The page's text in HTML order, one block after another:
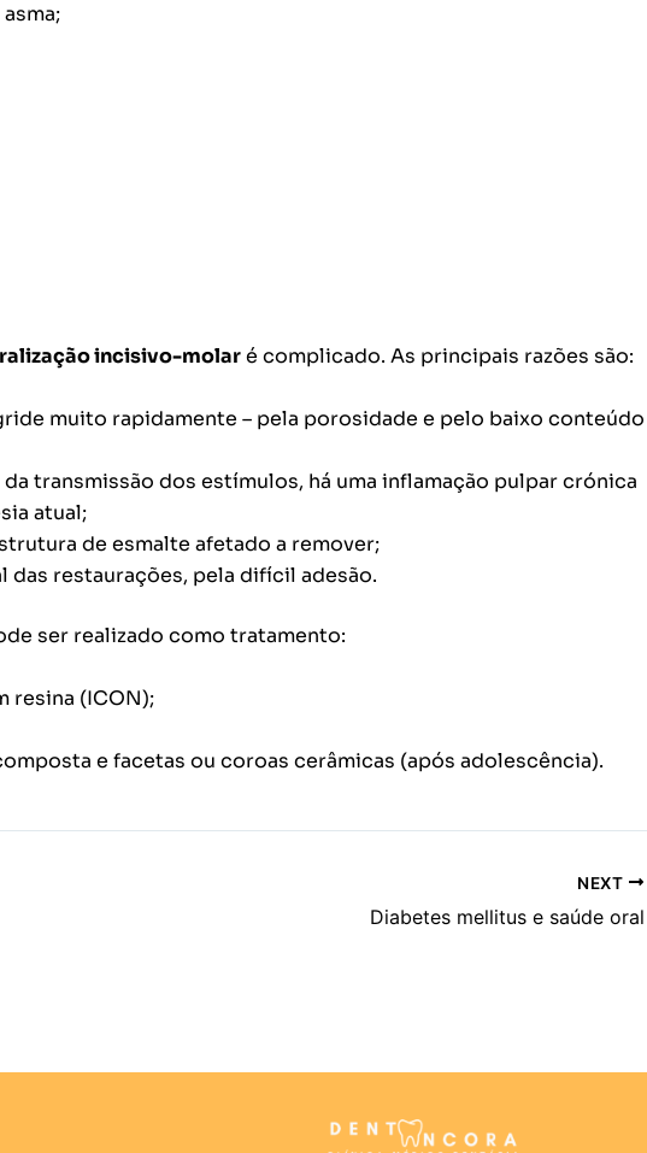
incisivo-molaré complicado. As principais razões são:
muito rapidamente – pela porosidade e pelo baixo conteúdo
transmissão dos estímulos, há uma inflamação pulpar crónica
atual;
de esmalte afetado a remover;
das restaurações, pela difícil adesão.
ser realizado como tratamento:
resina (ICON);
e facetas ou coroas cerâmicas (após adolescência).
NEXT
Diabetes mellitus e saúde oral